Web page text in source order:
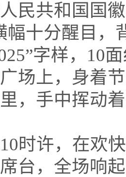
民共和国国
幅十分醒目，
字样，10
场上，身着
，手中挥动
时许，在欢
台，全场响